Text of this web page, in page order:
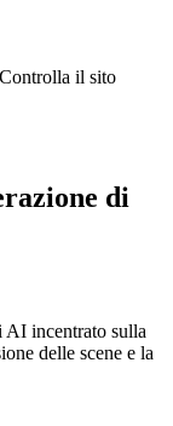
Controlla il sito
di
AI incentrato sulla
delle scene e la